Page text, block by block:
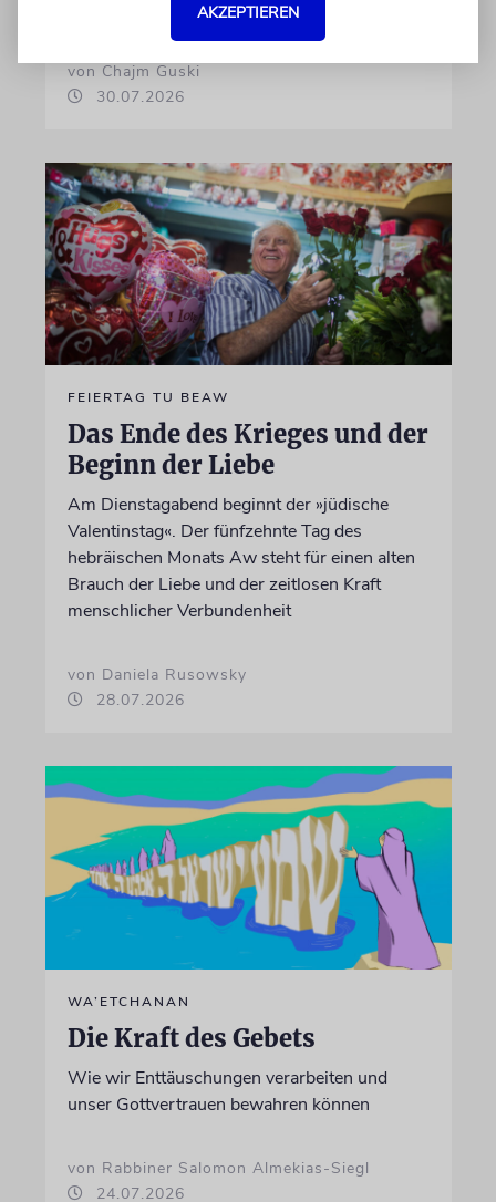
jedoch vor grundlegende Fragen
von Chajm Guski
30.07.2026
FEIERTAG TU BEAW
Das Ende des Krieges und der
Beginn der Liebe
Am Dienstagabend beginnt der »jüdische
Valentinstag«. Der fünfzehnte Tag des
hebräischen Monats Aw steht für einen alten
Brauch der Liebe und der zeitlosen Kraft
menschlicher Verbundenheit
von Daniela Rusowsky
28.07.2026
WA’ETCHANAN
Die Kraft des Gebets
Wie wir Enttäuschungen verarbeiten und
unser Gottvertrauen bewahren können
von Rabbiner Salomon Almekias-Siegl
24.07.2026
AKZEPTIEREN